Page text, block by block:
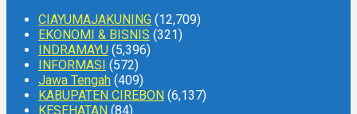
CIAYUMAJAKUNING (12,709)
EKONOMI & BISNIS (321)
INDRAMAYU (5,396)
INFORMASI (572)
Jawa Tengah (409)
KABUPATEN CIREBON (6,137)
KESEHATAN (84)